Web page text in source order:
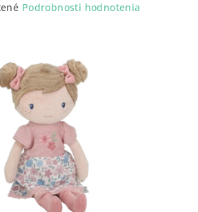
Podrobnosti hodnotenia